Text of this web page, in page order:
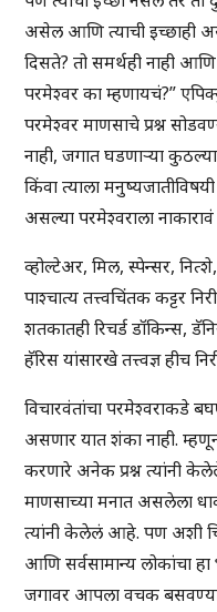
असेल आणि त्याची इच्छाही
दिसते? तो समर्थही नाही आणि
परमेश्वर का म्हणायचं?”
परमेश्वर माणसाचे प्रश्न
नाही, जगात घडणाऱ्या
किंवा त्याला
असल्या परमेश्वराला
व्होल्टेअर, मिल, स्पेन्सर,
पाश्चात्य तत्त्वचिंतक कट्टर
शतकातही रिचर्ड डॉकिन्स,
हॅरिस यांसारखे तत्त्वज्ञ हीच
विचारवंतांचा परमेश्वराकडे
असणार यात शंका नाही.
करणारे अनेक प्रश्न त्यांनी
माणसाच्या मनात असलेला
त्यांनी केलेलं आहे. पण अशी
आणि सर्वसामान्य लोकांचा हा
जगावर आपला वचक